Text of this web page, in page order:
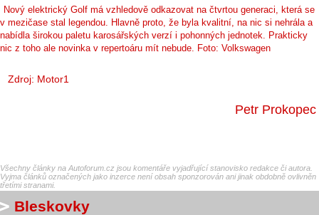
Nový elektrický Golf má vzhledově odkazovat na čtvrtou generaci, která se
v mezičase stal legendou. Hlavně proto, že byla kvalitní, na nic si nehrála a
nabídla širokou paletu karosářských verzí i pohonných jednotek. Prakticky
nic z toho ale novinka v repertoáru mít nebude. Foto: Volkswagen
Zdroj: Motor1
Petr Prokopec
Všechny články na Autoforum.cz jsou komentáře vyjadřující stanovisko redakce či autora.
Vyjma článků označených jako inzerce není obsah sponzorován ani jinak obdobně ovlivněn
třetími stranami.
Bleskovky